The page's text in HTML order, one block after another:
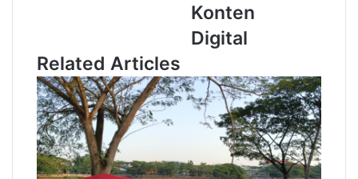
Konten
Digital
Related Articles